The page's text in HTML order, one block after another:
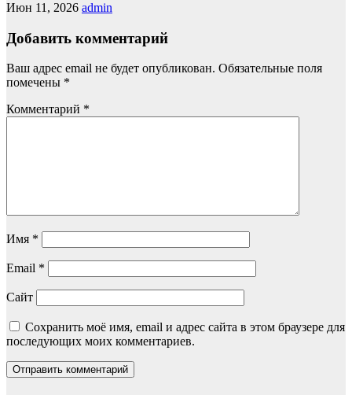
Июн 11, 2026 admin
Добавить комментарий
Ваш адрес email не будет опубликован. Обязательные поля
помечены *
Комментарий *
Имя *
Email *
Сайт
Сохранить моё имя, email и адрес сайта в этом браузере для
последующих моих комментариев.